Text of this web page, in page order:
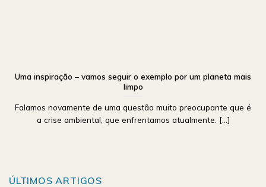
Uma inspiração – vamos seguir o exemplo por um planeta mais
limpo
Falamos novamente de uma questão muito preocupante que é
a crise ambiental, que enfrentamos atualmente. [...]
ÚLTIMOS ARTIGOS